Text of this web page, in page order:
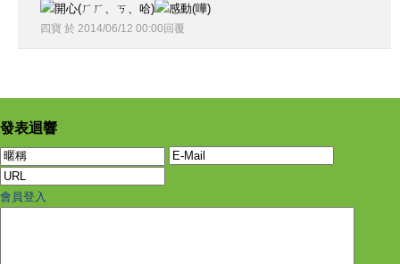
四寶 於 2014/06/12 00:00 回覆
發表迴響
會員登入